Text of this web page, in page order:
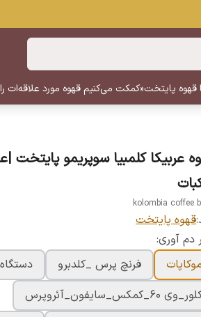
قهوه پایتخت«کمکت می‌کنیم قهوه مورد علاقه‌ات
عربیکا کلمبیا سوپریمو پایتخت
kolombia coffee
قهوه پایتخت
دم آوری:
موکاپات
فرنچ پرس _کلدبرو
۶۰_کمکس_سایفون_آئروپرس